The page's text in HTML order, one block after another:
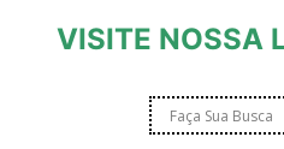
VISITE NOSSA